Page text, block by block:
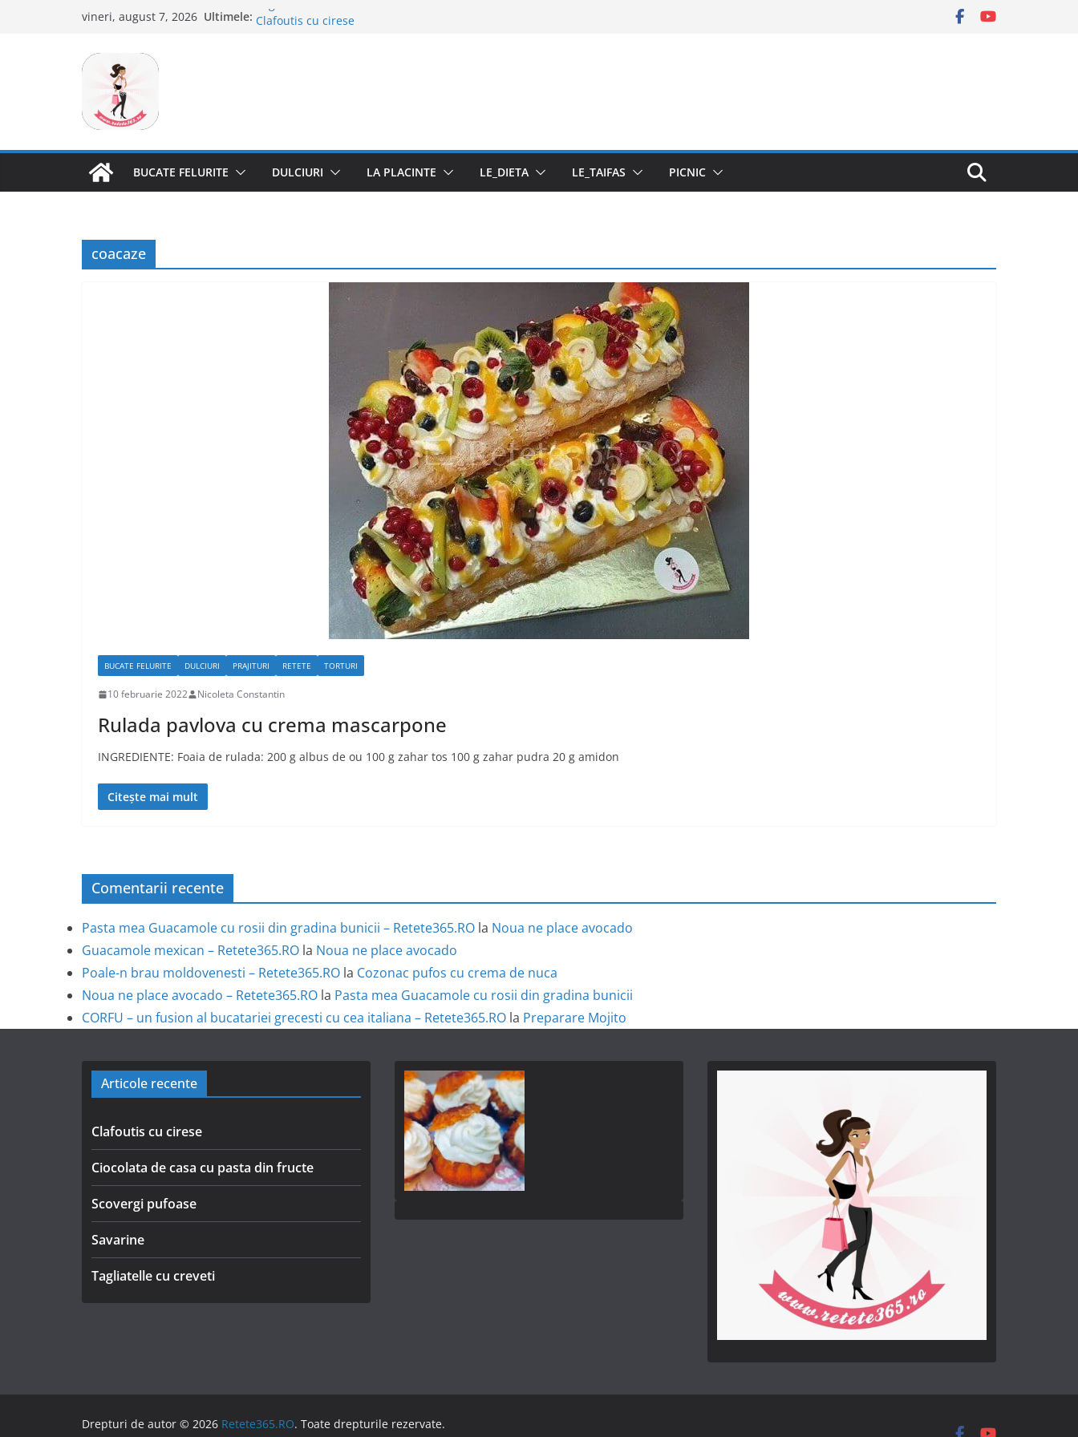
vineri, august 7, 2026 Ultimele: Tagliatelle cu creveti
BUCATE FELURITE DULCIURI LA PLACINTE LE_DIETA LE_TAIFAS PICNIC
coacaze
BUCATE FELURITE DULCIURI PRAJITURI RETETE TORTURI
10 februarie 2022 Nicoleta Constantin
Rulada pavlova cu crema mascarpone
INGREDIENTE: Foaia de rulada: 200 g albus de ou 100 g zahar tos 100 g zahar pudra 20 g amidon
Citește mai mult
Comentarii recente
Pasta mea Guacamole cu rosii din gradina bunicii – Retete365.RO la Noua ne place avocado
Guacamole mexican – Retete365.RO la Noua ne place avocado
Poale-n brau moldovenesti – Retete365.RO la Cozonac pufos cu crema de nuca
Noua ne place avocado – Retete365.RO la Pasta mea Guacamole cu rosii din gradina bunicii
CORFU – un fusion al bucatariei grecesti cu cea italiana – Retete365.RO la Preparare Mojito
Articole recente
Clafoutis cu cirese
Ciocolata de casa cu pasta din fructe
Scovergi pufoase
Savarine
Tagliatelle cu creveti
Drepturi de autor © 2026 Retete365.RO. Toate drepturile rezervate.